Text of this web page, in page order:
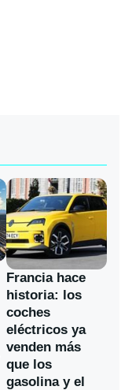
Francia hace
historia: los
coches
eléctricos ya
venden más
que los
gasolina y el